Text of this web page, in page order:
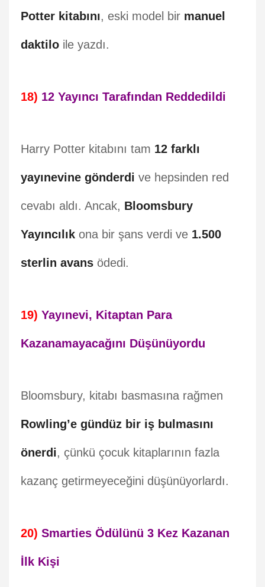
Potter kitabını, eski model bir manuel
daktilo ile yazdı.
18) 12 Yayıncı Tarafından Reddedildi
Harry Potter kitabını tam 12 farklı
yayınevine gönderdi ve hepsinden red
cevabı aldı. Ancak, Bloomsbury
Yayıncılık ona bir şans verdi ve 1.500
sterlin avans ödedi.
19) Yayınevi, Kitaptan Para
Kazanamayacağını Düşünüyordu
Bloomsbury, kitabı basmasına rağmen
Rowling’e gündüz bir iş bulmasını
önerdi, çünkü çocuk kitaplarının fazla
kazanç getirmeyeceğini düşünüyorlardı.
20) Smarties Ödülünü 3 Kez Kazanan
İlk Kişi